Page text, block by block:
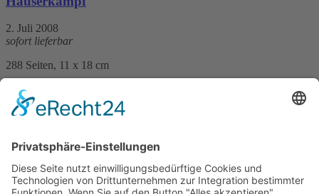
2. Juli 2008
sofort lieferbar
288 Seiten, 11 x 18 cm
Print 9,90 € / E-Book 8,99 €
mehr Infos …
Christine Rath